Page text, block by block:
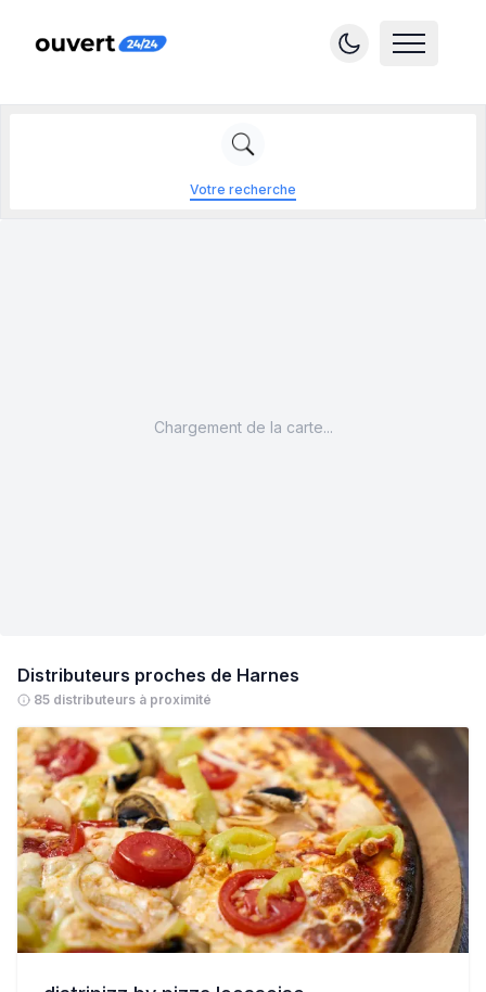
Votre recherche
Distributeurs proches de Harnes
85 distributeurs à proximité
Chargement de la carte...